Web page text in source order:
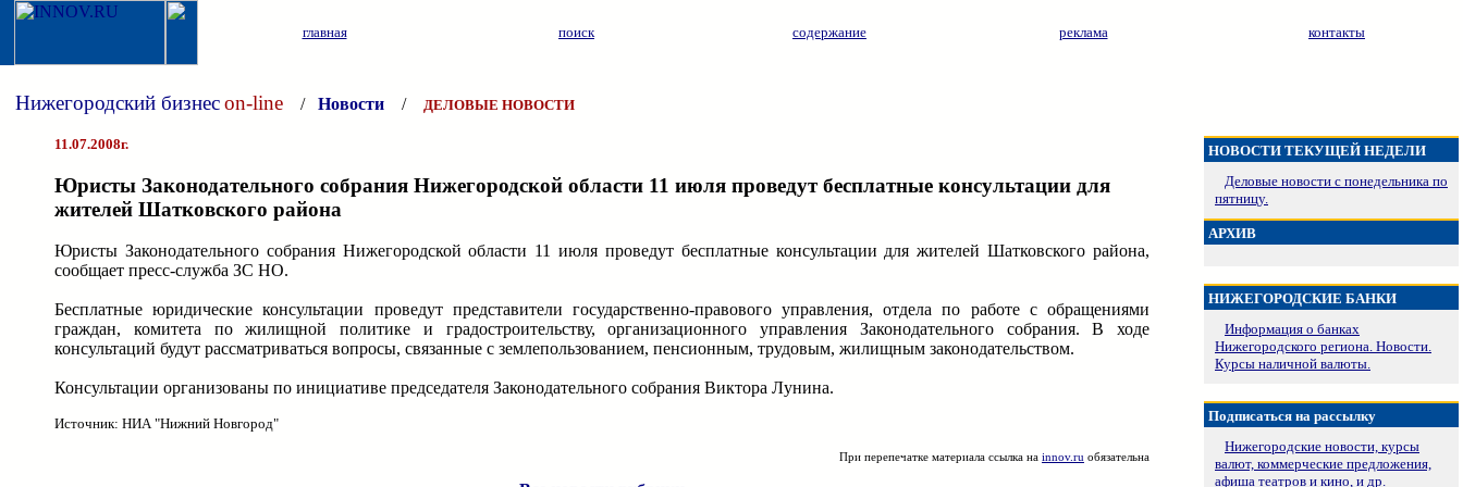
главная поиск содержание реклама контакты
Нижегородский бизнесon-line / Новости / ДЕЛОВЫЕ НОВОСТИ
11.07.2008г.
Юристы Законодательного собрания Нижегородской области 11 июля проведут бесплатные консультации для
жителей Шатковского района
Юристы Законодательного собрания Нижегородской области 11 июля проведут бесплатные консультации для жителей Шатковского района,
сообщает пресс-служба ЗС НО.
Бесплатные юридические консультации проведут представители государственно-правового управления, отдела по работе с обращениями
граждан, комитета по жилищной политике и градостроительству, организационного управления Законодательного собрания. В ходе
консультаций будут рассматриваться вопросы, связанные с землепользованием, пенсионным, трудовым, жилищным законодательством.
Консультации организованы по инициативе председателя Законодательного собрания Виктора Лунина.
Источник: НИА "Нижний Новгород"
При перепечатке материала ссылка на innov.ru обязательна
НОВОСТИ ТЕКУЩЕЙ НЕДЕЛИ
Деловые новости с понедельника по
пятницу.
АРХИВ
НИЖЕГОРОДСКИЕ БАНКИ
Информация о банках
Нижегородского региона. Новости.
Курсы наличной валюты.
Подписаться на рассылку
Нижегородские новости, курсы
валют, коммерческие предложения,
афиша театров и кино, и др.